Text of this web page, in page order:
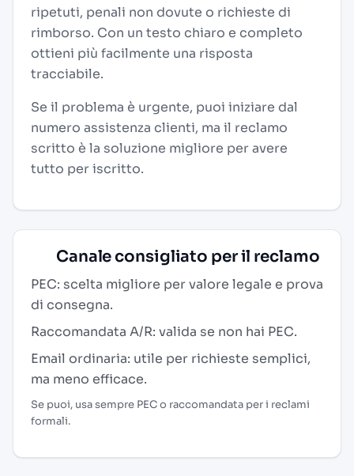
ripetuti, penali non dovute o richieste di
rimborso. Con un testo chiaro e completo
ottieni più facilmente una risposta
tracciabile.
Se il problema è urgente, puoi iniziare dal
numero assistenza clienti, ma il reclamo
scritto è la soluzione migliore per avere
tutto per iscritto.
Canale consigliato per il reclamo
PEC: scelta migliore per valore legale e prova
di consegna.
Raccomandata A/R: valida se non hai PEC.
Email ordinaria: utile per richieste semplici,
ma meno efficace.
Se puoi, usa sempre PEC o raccomandata per i reclami
formali.